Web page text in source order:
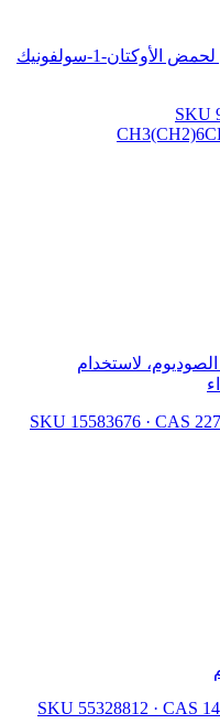
أحادي هيدرات كلوريد الصوديوم لحمض الأوكتان-1-سولفونيك
SKU
بنتان، ملح الصوديوم، لاستخدام
SKU 15583676 · CAS
SKU 55328812 · CAS